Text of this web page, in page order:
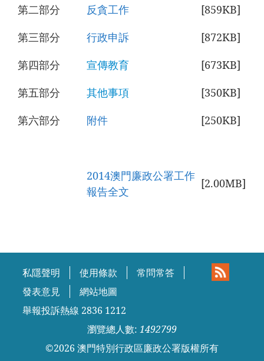
第二部分
反貪工作
[859KB]
第三部分
行政申訴
[872KB]
第四部分
宣傳教育
[673KB]
第五部分
其他事項
[350KB]
第六部分
附件 [250KB]
2014澳門廉政公署工作
報告全文
[2.00MB]
私隱聲明 使用條款
常問常答
發表意見
網站地圖
舉報投訴熱線 2836 1212
瀏覽總人數: 1492799
©2026 澳門特別行政區廉政公署版權所有